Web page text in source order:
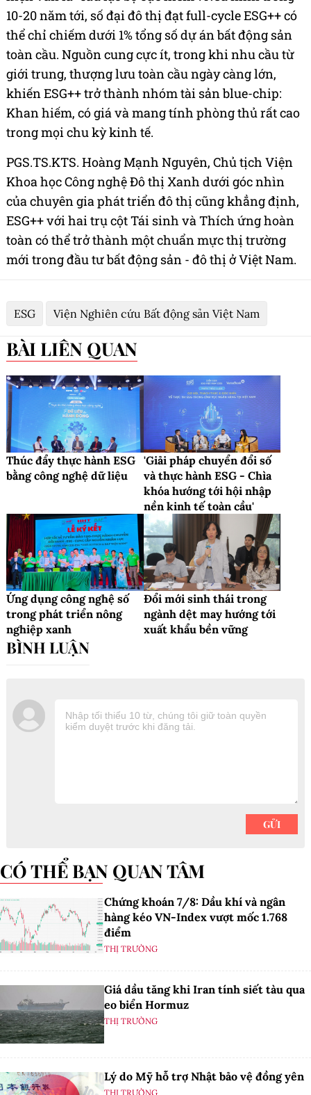
10-20 năm tới, số đại đô thị đạt full-cycle ESG++ có
thể chỉ chiếm dưới 1% tổng số dự án bất động sản
toàn cầu. Nguồn cung cực ít, trong khi nhu cầu từ
giới trung, thượng lưu toàn cầu ngày càng lớn,
khiến ESG++ trở thành nhóm tài sản blue-chip:
Khan hiếm, có giá và mang tính phòng thủ rất cao
trong mọi chu kỳ kinh tế.
PGS.TS.KTS. Hoàng Mạnh Nguyên, Chủ tịch Viện
Khoa học Công nghệ Đô thị Xanh dưới góc nhìn
của chuyên gia phát triển đô thị cũng khẳng định,
ESG++ với hai trụ cột Tái sinh và Thích ứng hoàn
toàn có thể trở thành một chuẩn mực thị trường
mới trong đầu tư bất động sản - đô thị ở Việt Nam.
ESG Viện Nghiên cứu Bất động sản Việt Nam
BÀI LIÊN QUAN
Thúc đẩy thực hành ESG
bằng công nghệ dữ liệu
'Giải pháp chuyển đổi số
và thực hành ESG - Chìa
khóa hướng tới hội nhập
nền kinh tế toàn cầu'
Ứng dụng công nghệ số
trong phát triển nông
nghiệp xanh
Đổi mới sinh thái trong
ngành dệt may hướng tới
xuất khẩu bền vững
CÓ THỂ BẠN QUAN TÂM
Chứng khoán 7/8: Dầu khí và ngân
hàng kéo VN-Index vượt mốc 1.768
điểm
THỊ TRƯỜNG
Giá dầu tăng khi Iran tính siết tàu qua
eo biển Hormuz
THỊ TRƯỜNG
Lý do Mỹ hỗ trợ Nhật bảo vệ đồng yên
THỊ TRƯỜNG